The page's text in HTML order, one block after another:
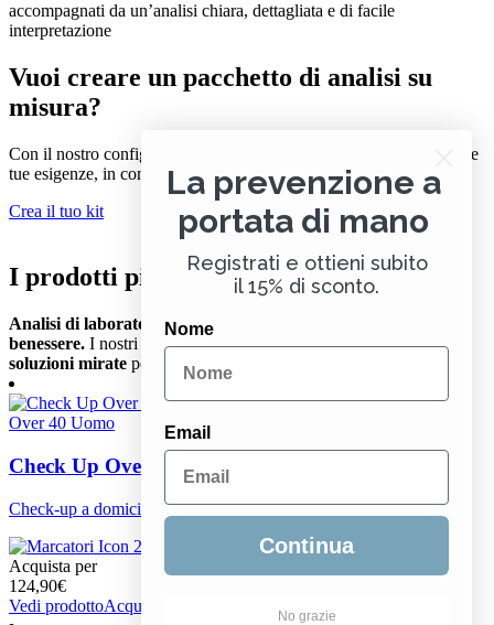
accompagnati da un’analisi chiara, dettagliata e di facile
interpretazione
Vuoi creare un pacchetto di analisi su
misura?
Con il nostro configuratore puoi selezionare le analisi più adatte alle
tue esigenze, in completa libertà
Crea il tuo kit
I prodotti più scelti
Analisi di laboratorio e integratori: il binomio per il tuo
benessere. I nostri prodotti più sceltiuniscono dati precisi e
soluzioni mirate per rispondere alle tue esigenze con efficacia.
Over 40 Uomo
Check Up Over 40 Uomo
Check-up a domicilio per uomini over 40. Monitora la salute ge...
22 parametri
Acquista per
124,90€
Vedi prodottoAcquista
La prevenzione a
portata di mano
Registrati e ottieni subito
il 15% di sconto.
Nome
Email
Continua
No grazie